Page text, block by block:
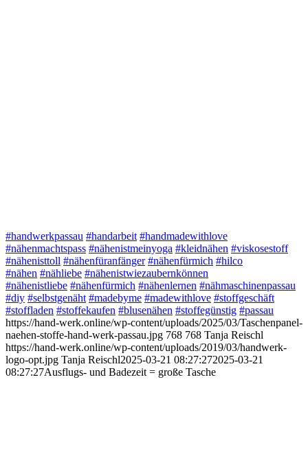
#handwerkpassau #handarbeit #handmadewithlove
#nähenmachtspass #nähenistmeinyoga #kleidnähen #viskosestoff
#nähenisttoll #nähenfüranfänger #nähenfürmich #hilco
#nähen #nähliebe #nähenistwiezaubernkönnen
#nähenistliebe #nähenfürmich #nähenlernen #nähmaschinenpassau
#diy #selbstgenäht #madebyme #madewithlove #stoffgeschäft
#stoffladen #stoffekaufen #blusenähen #stoffegünstig #passau
https://hand-werk.online/wp-content/uploads/2025/03/Taschenpanel-
naehen-stoffe-hand-werk-passau.jpg 768 768 Tanja Reischl
https://hand-werk.online/wp-content/uploads/2019/03/handwerk-
logo-opt.jpg Tanja Reischl2025-03-21 08:27:272025-03-21
08:27:27Ausflugs- und Badezeit = große Tasche